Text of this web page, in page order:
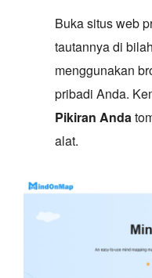
Buka situs web
tautannya di
menggunakan
pribadi Anda.
Pikiran Anda
alat.